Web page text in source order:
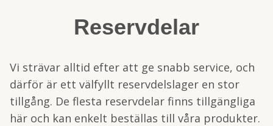
Reservdelar
Vi strävar alltid efter att ge snabb service, och
därför är ett välfyllt reservdelslager en stor
tillgång. De flesta reservdelar finns tillgängliga
här och kan enkelt beställas till våra produkter.